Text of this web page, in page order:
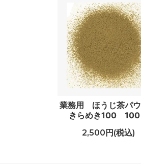
業務用 ほうじ茶パ
きらめき100 100
2,500円(税込)